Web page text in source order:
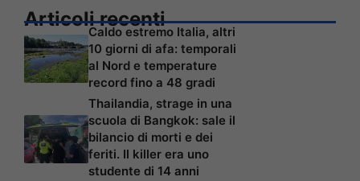
Articoli recenti
Caldo estremo Italia, altri
10 giorni di afa: temporali
al Nord e temperature
record fino a 48 gradi
Thailandia, strage in una
scuola di Bangkok: sale il
bilancio di morti e dei
feriti. Il killer era uno
studente di 14 anni